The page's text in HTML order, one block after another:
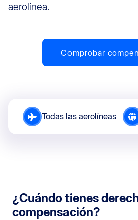
aerolínea.
Comprobar
Todas las aerolíneas
¿Cuándo tienes
compensación?